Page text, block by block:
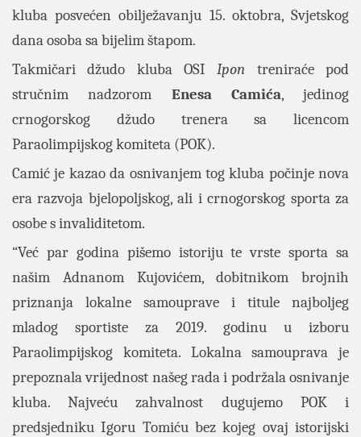
kluba posvećen obilježavanju 15. oktobra, Svjetskog
dana osoba sa bijelim štapom.
Takmičari džudo kluba OSIIpon treniraće pod
stručnim nadzorom Enesa Camića, jedinog
crnogorskog džudo trenera sa licencom
Paraolimpijskog komiteta (POK).
Camić je kazao da osnivanjem tog kluba počinje nova
era razvoja bjelopoljskog, ali i crnogorskog sporta za
osobe s invaliditetom.
“Već par godina pišemo istoriju te vrste sporta sa
našim Adnanom Kujovićem, dobitnikom brojnih
priznanja lokalne samouprave i titule najboljeg
mladog sportiste za 2019. godinu u izboru
Paraolimpijskog komiteta. Lokalna samouprava je
prepoznala vrijednost našeg rada i podržala osnivanje
kluba. Najveću zahvalnost dugujemo POK i
predsjedniku Igoru Tomiću bez kojeg ovaj istorijski